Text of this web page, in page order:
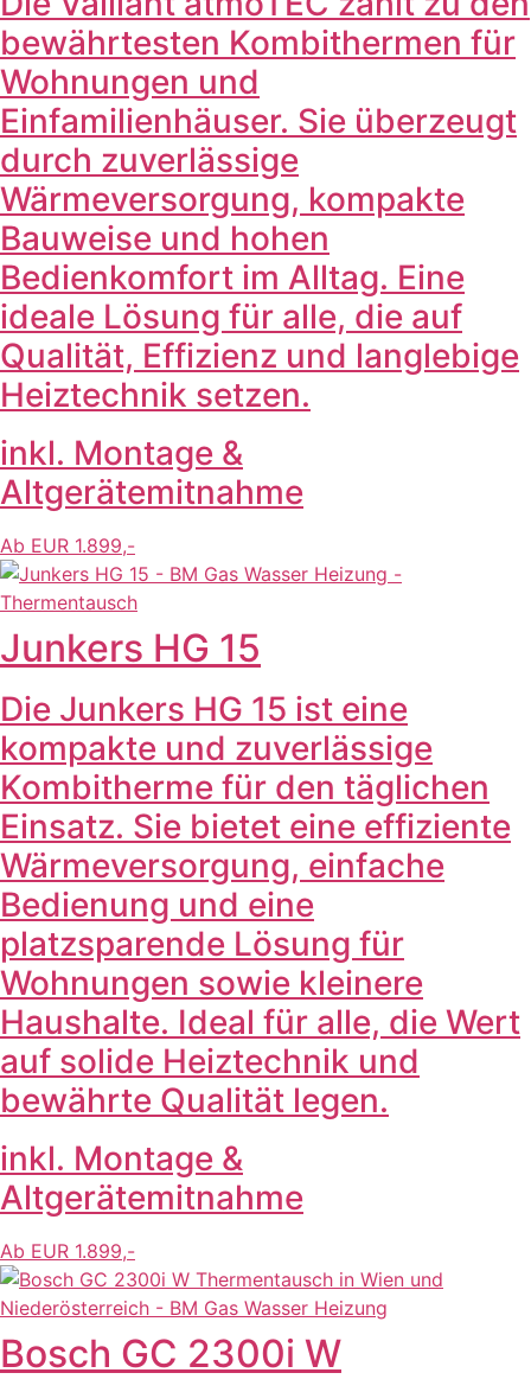
bewährtesten Kombithermen für
Wohnungen und
Einfamilienhäuser. Sie überzeugt
durch zuverlässige
Wärmeversorgung, kompakte
Bauweise und hohen
Bedienkomfort im Alltag. Eine
ideale Lösung für alle, die auf
Qualität, Effizienz und langlebige
Heiztechnik setzen.
inkl. Montage &
Altgerätemitnahme
Ab EUR 1.899,-
Junkers HG 15
Die Junkers HG 15 ist eine
kompakte und zuverlässige
Kombitherme für den täglichen
Einsatz. Sie bietet eine effiziente
Wärmeversorgung, einfache
Bedienung und eine
platzsparende Lösung für
Wohnungen sowie kleinere
Haushalte. Ideal für alle, die Wert
auf solide Heiztechnik und
bewährte Qualität legen.
inkl. Montage &
Altgerätemitnahme
Ab EUR 1.899,-
Bosch GC 2300i W